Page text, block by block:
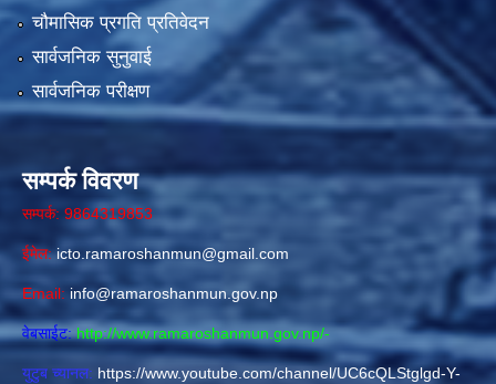
चौमासिक प्रगति प्रतिवेदन
सार्वजनिक सुनुवाई
सार्वजनिक परीक्षण
सम्पर्क विवरण
सम्पर्क: 9864319853
ईमेल:icto.ramaroshanmun@gmail.com
Email: info@ramaroshanmun.gov.np
वेबसाईट:http://www.ramaroshanmun.gov.np/-
युटुब च्यानल: https://www.youtube.com/channel/UC6cQLStglgd-Y-